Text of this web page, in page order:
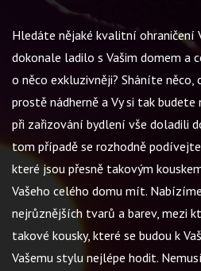
Hledáte nějaké kvalitní ohraničení
dokonale ladilo s Vašim domem a
o něco exkluzivněji? Sháníte něco,
prostě nádherně a Vy si tak
při zařizování bydlení vše doladili
tom případě se rozhodně
které jsou přesně takovým
Vašeho celého domu mít.
nejrůznějších tvarů a barev, mezi
takové kousky, které se budou k
Vašemu stylu nejlépe hodit.